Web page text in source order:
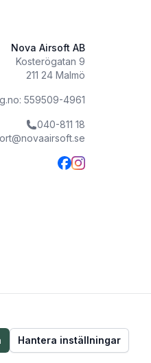
Nova Airsoft AB
Kosterögatan 9
211 24 Malmö
559509-4961
040-811 18
Hantera inställningar